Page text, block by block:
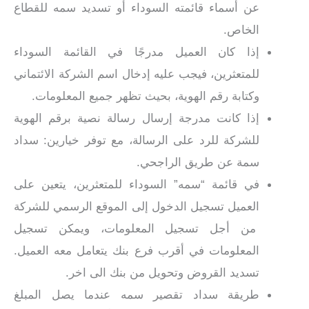
عن أسماء قائمته السوداء أو تسديد سمه للقطاع
الخاص.
إذا كان العميل مدرجًا في القائمة السوداء
للمتعثرين، فيجب عليه إدخال اسم الشركة الائتماني
وكتابة رقم الهوية، بحيث تظهر جميع المعلومات.
إذا كانت مدرجة إرسال رسالة نصية برقم الهوية
للشركة للرد على الرسالة، مع توفر خيارين: سداد
سمة عن طريق الراجحي.
في قائمة “سمه” السوداء للمتعثرين، يتعين على
العميل تسجيل الدخول إلى الموقع الرسمي للشركة
من أجل تسجيل المعلومات، ويمكن تسجيل
المعلومات في أقرب فرع بنك يتعامل معه العميل.
تسديد القروض وتحويل من بنك الى اخر.
طريقة سداد تقصير سمه عندما يصل المبلغ